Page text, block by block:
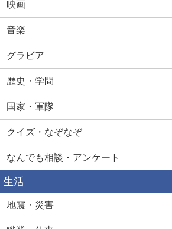
映画
音楽
グラビア
歴史・学問
国家・軍隊
クイズ・なぞなぞ
なんでも相談・アンケート
生活
地震・災害